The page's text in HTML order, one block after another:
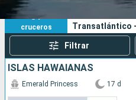
Puertos
51
cruceros
Transatlántico
Filtrar
ISLAS HAWAIANAS
Emerald Princess 17 d